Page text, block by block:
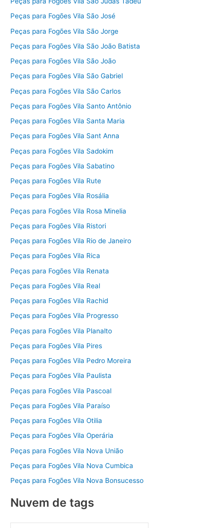
Peças para Fogões Vila São José
Peças para Fogões Vila São Jorge
Peças para Fogões Vila São João Batista
Peças para Fogões Vila São João
Peças para Fogões Vila São Gabriel
Peças para Fogões Vila São Carlos
Peças para Fogões Vila Santo Antônio
Peças para Fogões Vila Santa Maria
Peças para Fogões Vila Sant Anna
Peças para Fogões Vila Sadokim
Peças para Fogões Vila Sabatino
Peças para Fogões Vila Rute
Peças para Fogões Vila Rosália
Peças para Fogões Vila Rosa Minelia
Peças para Fogões Vila Ristori
Peças para Fogões Vila Rio de Janeiro
Peças para Fogões Vila Rica
Peças para Fogões Vila Renata
Peças para Fogões Vila Real
Peças para Fogões Vila Rachid
Peças para Fogões Vila Progresso
Peças para Fogões Vila Planalto
Peças para Fogões Vila Pires
Peças para Fogões Vila Pedro Moreira
Peças para Fogões Vila Paulista
Peças para Fogões Vila Pascoal
Peças para Fogões Vila Paraíso
Peças para Fogões Vila Otilia
Peças para Fogões Vila Operária
Peças para Fogões Vila Nova União
Peças para Fogões Vila Nova Cumbica
Peças para Fogões Vila Nova Bonsucesso
Nuvem de tags